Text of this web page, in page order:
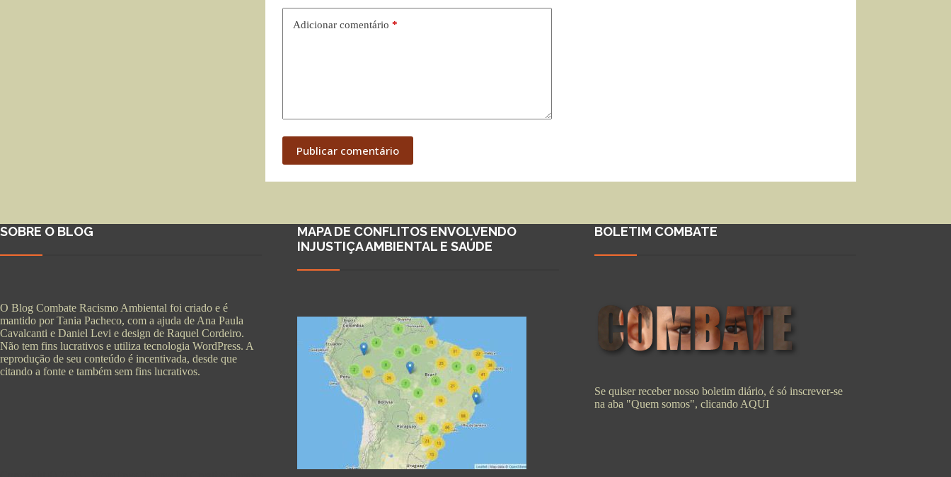
Adicionar comentário *
Publicar comentário
SOBRE O BLOG
O Blog Combate Racismo Ambiental foi criado e é
mantido por Tania Pacheco, com a ajuda de Ana Paula
Cavalcanti e Daniel Levi e design de Raquel Cordeiro.
Não tem fins lucrativos e utiliza tecnologia WordPress. A
reprodução de seu conteúdo é incentivada, desde que
citando a fonte e também sem fins lucrativos.
MAPA DE CONFLITOS ENVOLVENDO
INJUSTIÇA AMBIENTAL E SAÚDE
BOLETIM COMBATE
Se quiser receber nosso boletim diário, é só inscrever-se
na aba "Quem somos", clicando AQUI